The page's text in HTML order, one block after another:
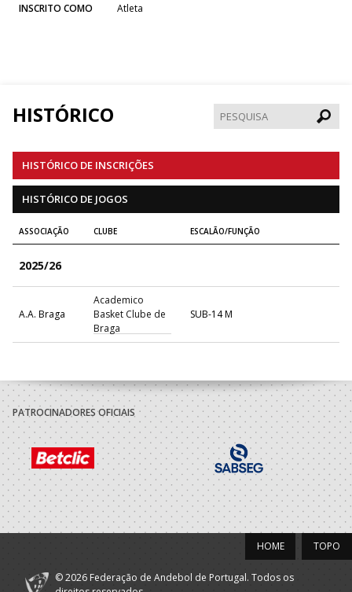
INSCRITO COMO Atleta
HISTÓRICO
HISTÓRICO DE INSCRIÇÕES
HISTÓRICO DE JOGOS
ASSOCIAÇÃO CLUBE ESCALÃO/FUNÇÃO
2025/26
A.A. Braga
Academico
Basket Clube de
Braga
SUB-14 M
PATROCINADORES OFICIAIS
TOPO
HOME
© 2026 Federação de Andebol de Portugal. Todos os